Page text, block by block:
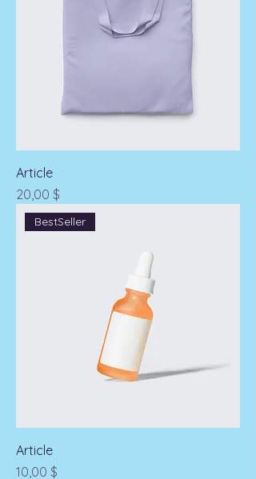
Article
Prix
20,00 $
BestSeller
Article
Prix
10,00 $